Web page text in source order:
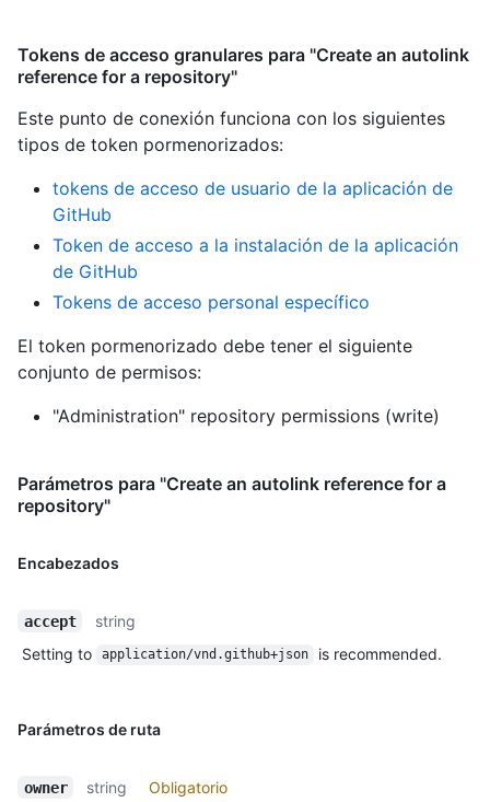
Tokens de acceso granulares para "Create an autolink
reference for a repository"
Este punto de conexión funciona con los siguientes
tipos de token pormenorizados:
tokens de acceso de usuario de la aplicación de
GitHub
Token de acceso a la instalación de la aplicación
de GitHub
Tokens de acceso personal específico
El token pormenorizado debe tener el siguiente
conjunto de permisos:
"Administration" repository permissions (write)
Parámetros para "Create an autolink reference for a
repository"
Encabezados
accept
string
Setting to
application/vnd.github+json is recommended.
Parámetros de ruta
owner string
Obligatorio